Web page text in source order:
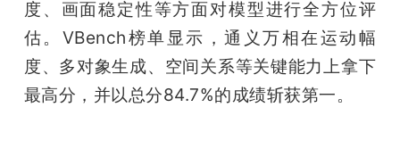
搞
机
度、画面稳定性等方面对模型进行全方位评
估。VBench榜单显示，通义万相在运动幅
度、多对象生成、空间关系等关键能力上拿下
最高分，并以总分84.7%的成绩斩获第一。